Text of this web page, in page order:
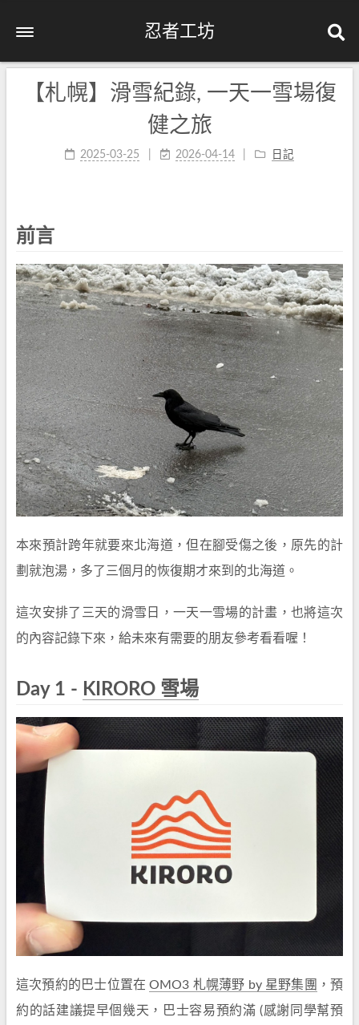
忍者工坊
【札幌】滑雪紀錄, 一天一雪場復
健之旅
2025-03-25 2026-04-14 日記
前言
本來預計跨年就要來北海道，但在腳受傷之後，原先的計
劃就泡湯，多了三個月的恢復期才來到的北海道。
這次安排了三天的滑雪日，一天一雪場的計畫，也將這次
的內容記錄下來，給未來有需要的朋友參考看看喔！
Day 1 - KIRORO 雪場
這次預約的巴士位置在OMO3 札幌薄野 by 星野集團 ，預
約的話建議提早個幾天，巴士容易預約滿 (感謝同學幫預